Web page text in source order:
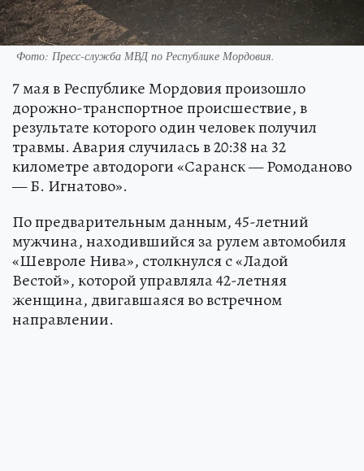
Фото: Пресс-служба МВД по Республике Мордовия.
7 мая в Республике Мордовия произошло
дорожно-транспортное происшествие, в
результате которого один человек получил
травмы. Авария случилась в 20:38 на 32
километре автодороги «Саранск — Ромоданово
— Б. Игнатово».
По предварительным данным, 45-летний
мужчина, находившийся за рулем автомобиля
«Шевроле Нива», столкнулся с «Ладой
Вестой», которой управляла 42-летняя
женщина, двигавшаяся во встречном
направлении.